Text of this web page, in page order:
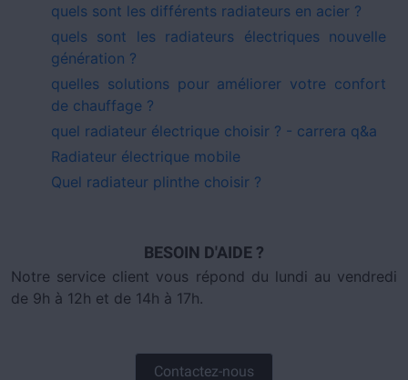
quels sont les différents radiateurs en acier ?
quels sont les radiateurs électriques nouvelle
génération ?
quelles solutions pour améliorer votre confort
de chauffage ?
quel radiateur électrique choisir ? - carrera q&a
Radiateur électrique mobile
Quel radiateur plinthe choisir ?
BESOIN D'AIDE ?
Notre service client vous répond du lundi au vendredi
de 9h à 12h et de 14h à 17h.
Contactez-nous